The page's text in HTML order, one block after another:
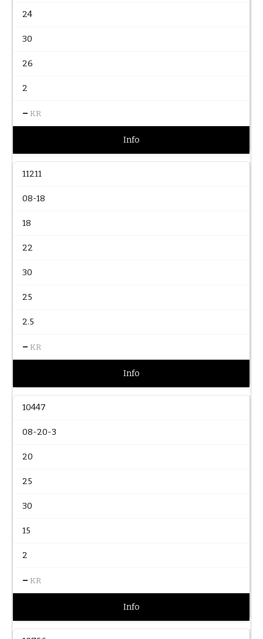
24
30
26
2
– KR
Info
11211
08-18
18
22
30
25
2.5
– KR
Info
10447
08-20-3
20
25
30
15
2
– KR
Info